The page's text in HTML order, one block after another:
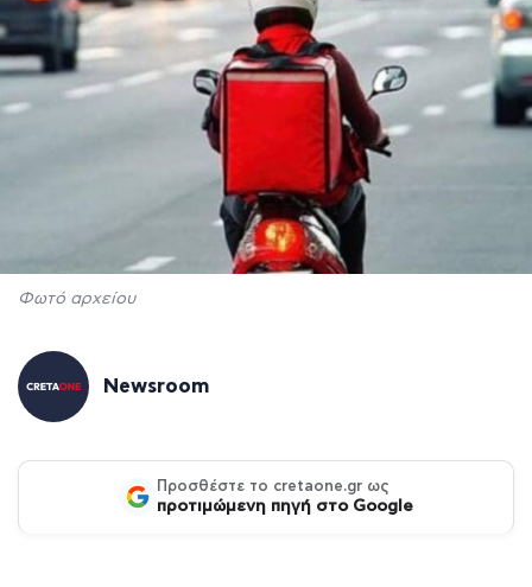
Φωτό αρχείου
Newsroom
Προσθέστε το cretaone.gr ως
προτιμώμενη πηγή στο Google